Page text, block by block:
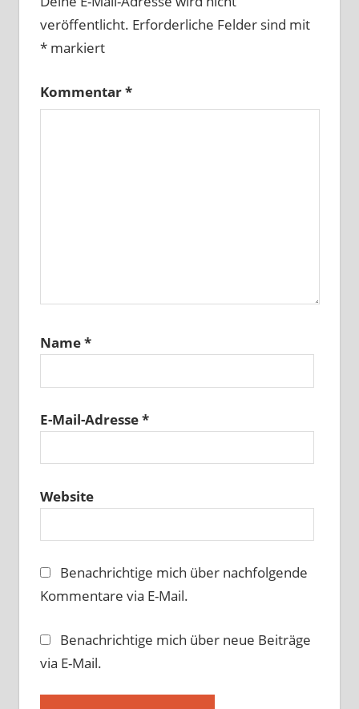
veröffentlicht. Erforderliche Felder sind mit
*markiert
Kommentar*
Name*
E-Mail-Adresse*
Website
Benachrichtige mich über nachfolgende
Kommentare via E-Mail.
Benachrichtige mich über neue Beiträge
via E-Mail.